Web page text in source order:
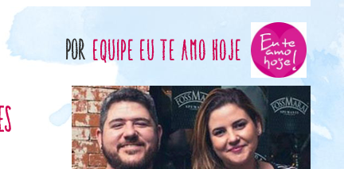
por Equipe Eu te Amo Hoje